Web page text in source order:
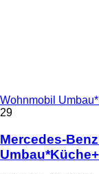
Wohnmobil
29
Mercedes-